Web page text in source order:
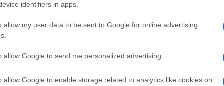
identifiers in apps.
allow my user data to be sent to Google for online advertising
allow Google to send me personalized advertising.
allow Google to enable storage related to analytics like cookies on
čašu vode sobne temperature. Zašto limun,
se unese u želudac, pa još na prazan stomak,
organizma sa pola ili jednim limunom?
taj insulin. Ne, popije se čaša vode sobne